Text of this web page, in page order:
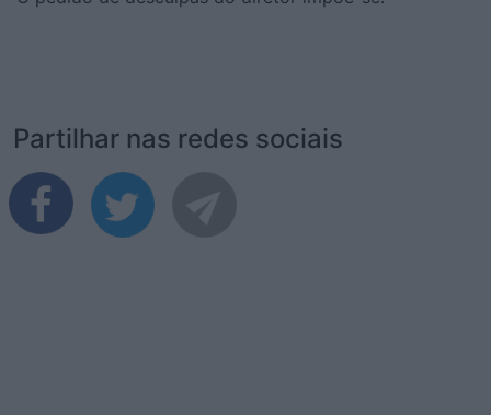
Partilhar nas redes sociais